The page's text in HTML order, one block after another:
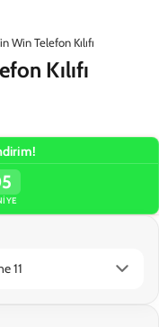
Win Telefon Kılıfı
Kılıfı
11